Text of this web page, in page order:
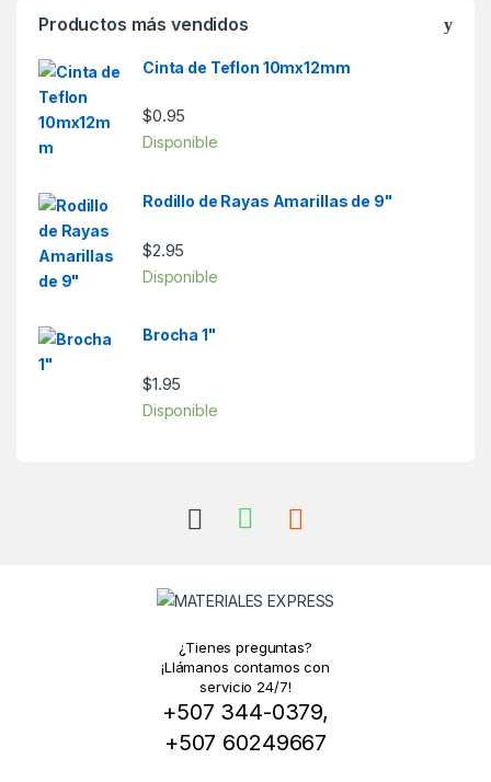
Productos más vendidos
Cinta de Teflon 10mx12mm
$0.95
Disponible
Rodillo de Rayas Amarillas de 9"
$2.95
Disponible
Brocha 1"
$1.95
Disponible
¿Tienes preguntas?
¡Llámanos contamos con
servicio 24/7!
+507 344-0379,
+507 60249667